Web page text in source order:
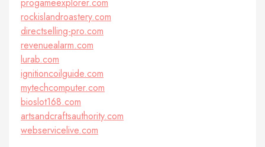
rockislandroastery.com
directselling-pro.com
revenuealarm.com
lurab.com
ignitioncoilguide.com
mytechcomputer.com
bioslot168.com
artsandcraftsauthority.com
webservicelive.com